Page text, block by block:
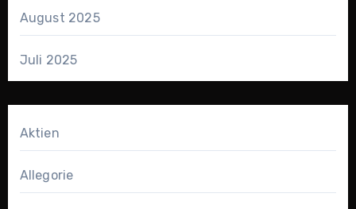
August 2025
Juli 2025
Aktien
Allegorie